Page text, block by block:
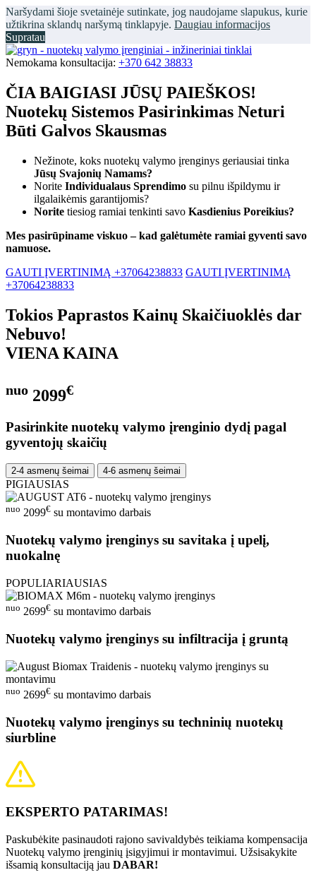
Naršydami šioje svetainėje sutinkate, jog naudojame slapukus, kurie
užtikrina sklandų naršymą tinklapyje. Daugiau informacijos
Supratau
Nemokama konsultacija: +370 642 38833
ČIA BAIGIASI JŪSŲ PAIEŠKOS!
Nuotekų Sistemos Pasirinkimas Neturi
Būti Galvos Skausmas
Nežinote, koks nuotekų valymo įrenginys geriausiai tinka
Jūsų Svajonių Namams?
Norite Individualaus Sprendimo su pilnu išpildymu ir
ilgalaikėmis garantijomis?
Norite tiesiog ramiai tenkinti savo Kasdienius Poreikius?
Mes pasirūpiname viskuo – kad galėtumėte ramiai gyventi savo
namuose.
GAUTI ĮVERTINIMĄ +37064238833 GAUTI ĮVERTINIMĄ
+37064238833
Tokios Paprastos Kainų Skaičiuoklės dar
Nebuvo!
VIENA KAINA
nuo 2099€
Pasirinkite nuotekų valymo įrenginio dydį pagal
gyventojų skaičių
2-4 asmenų šeimai 4-6 asmenų šeimai
PIGIAUSIAS
nuo 2099€ su montavimo darbais
Nuotekų valymo įrenginys su savitaka į upelį,
nuokalnę
POPULIARIAUSIAS
nuo 2699€ su montavimo darbais
Nuotekų valymo įrenginys su infiltracija į gruntą
nuo 2699€ su montavimo darbais
Nuotekų valymo įrenginys su techninių nuotekų
siurbline
EKSPERTO PATARIMAS!
Paskubėkite pasinaudoti rajono savivaldybės teikiama kompensacija
Nuotekų valymo įrenginių įsigyjimui ir montavimui. Užsisakykite
išsamią konsultaciją jau DABAR!